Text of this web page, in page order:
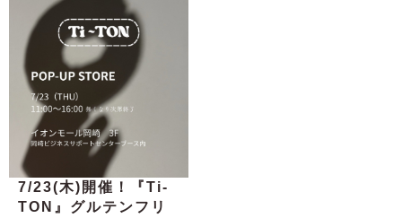
7/23(木)開催！『Ti-
TON』グルテンフリ